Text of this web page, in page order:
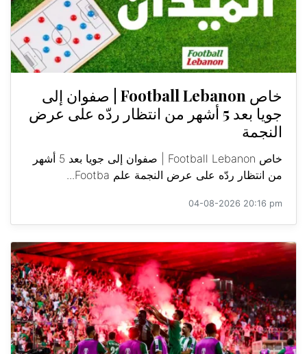
خاص Football Lebanon | صفوان إلى
جويا بعد 5 أشهر من انتظار ردّه على عرض
النجمة
خاص Football Lebanon | صفوان إلى جويا بعد 5 أشهر
من انتظار ردّه على عرض النجمة علم Footba...
04-08-2026 20:16 pm